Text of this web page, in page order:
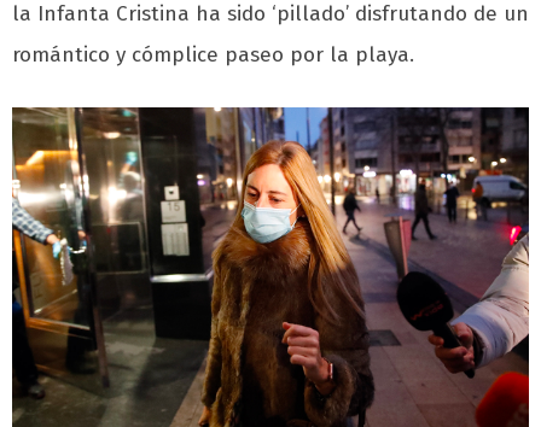
la Infanta Cristina ha sido ‘pillado’ disfrutando de un
romántico y cómplice paseo por la playa.